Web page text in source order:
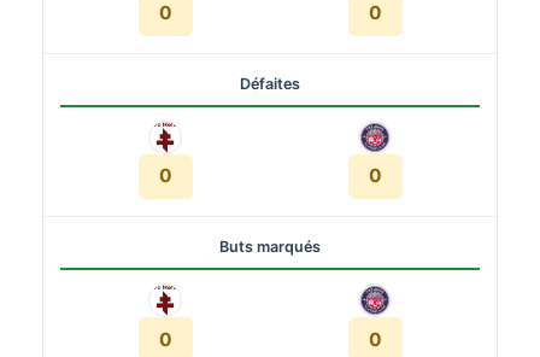
0 0
Défaites
0 0
Buts marqués
0 0